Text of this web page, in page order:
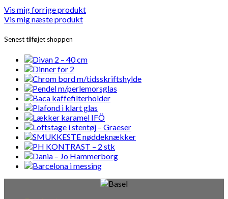
Vis mig forrige produkt
Vis mig næste produkt
Senest tilføjet shoppen